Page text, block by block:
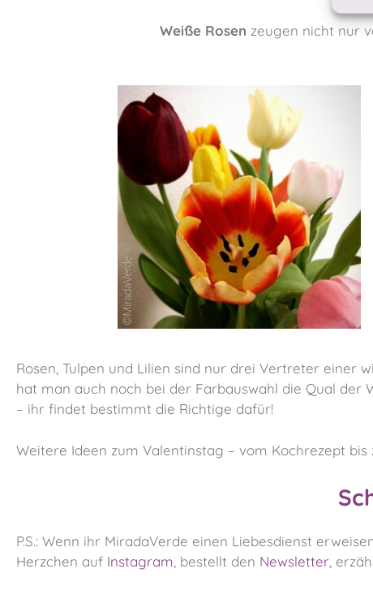
Weiße Rosen zeugen nicht nur
Rosen, Tulpen und Lilien sind nur drei Vertreter einer
hat man auch noch bei der Farbauswahl die Qual
– ihr findet bestimmt die Richtige dafür!
Weitere Ideen zum Valentinstag – vom Kochrezept
P.S.: Wenn ihr MiradaVerde einen Liebesdienst
Herzchen auf Instagram , bestellt den Newsletter ,